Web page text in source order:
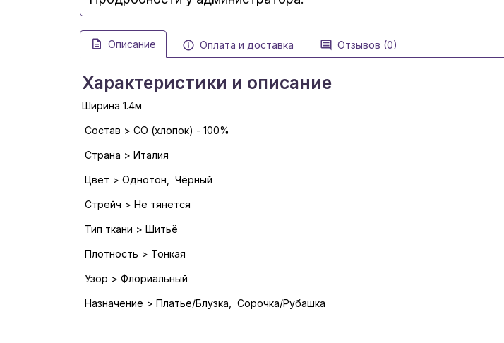
Описание Оплата и доставка Отзывов (0)
Характеристики и описание
Ширина 1.4м
Состав > CO (хлопок) - 100%
Страна > Италия
Цвет > Однотон, Чёрный
Стрейч > Не тянется
Тип ткани > Шитьё
Плотность > Тонкая
Узор > Флориальный
Назначение > Платье/Блузка, Сорочка/Рубашка